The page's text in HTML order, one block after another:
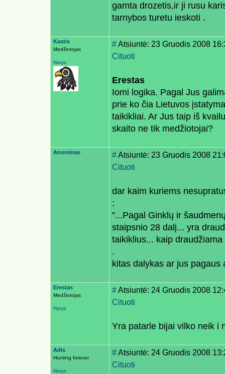
gamta drozetis,ir ji rusu
tarnybos turetu ieskoti .
Kastis
Medžiotojas
Narys
#Atsiuntė: 23 Gruodis 2008
Cituoti
Erestas
Iomi logika. Pagal Jus
prie ko čia Lietuvos
taikikliai. Ar Jus taip iš
skaito ne tik medžiotojai?
Anonimas #Atsiuntė: 23 Gruodis 2008
Cituoti
dar kaim kuriems
:
"...Pagal Ginklų ir
staipsnio 28 dalį... yra
taikiklius... kaip
.
kitas dalykas ar jus pagaus
Erestas
Medžiotojas
Narys
#Atsiuntė: 24 Gruodis 2008
Cituoti
Yra patarle bijai vilko neik i
Adis
Hunting forever
Narys
#Atsiuntė: 24 Gruodis 2008
Cituoti